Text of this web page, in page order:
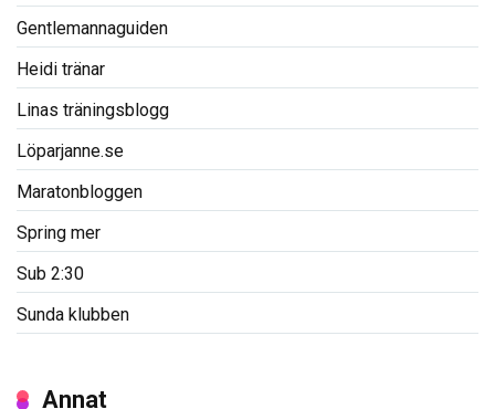
Gentlemannaguiden
Heidi tränar
Linas träningsblogg
Löparjanne.se
Maratonbloggen
Spring mer
Sub 2:30
Sunda klubben
Annat